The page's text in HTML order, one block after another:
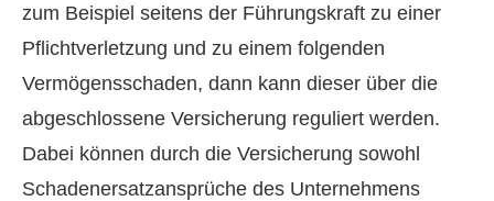
zum Beispiel seitens der Führungskraft zu einer
Pflichtverletzung und zu einem folgenden
Vermögensschaden, dann kann dieser über die
abgeschlossene Versicherung reguliert werden.
Dabei können durch die Versicherung sowohl
Schadenersatzansprüche des Unternehmens